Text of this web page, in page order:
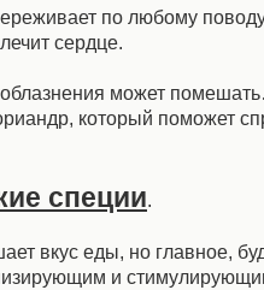
по любому
сердце.
может
который поможет
специи.
вкус еды, но главное,
и